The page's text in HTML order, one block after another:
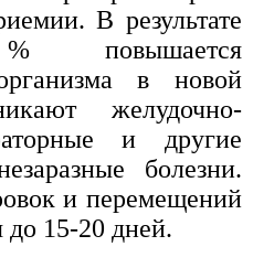
В результате
в новой
желудочно-
и другие
болезни.
и перемещений
до 15-20 дней.